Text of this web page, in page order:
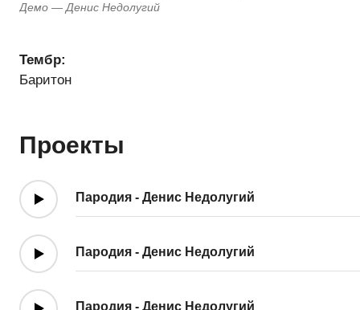
Демо — Денис Недолугий
Тембр:
Баритон
Проекты
Пародия - Денис Недолугий
Пародия - Денис Недолугий
Пародия - Денис Недолугий